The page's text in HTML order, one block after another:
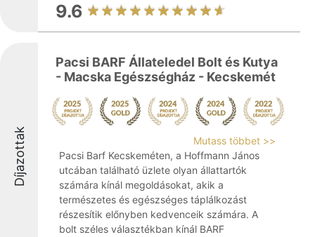
9.6
Díjazottak
Pacsi BARF Állateledel Bolt és Kutya
- Macska Egészségház - Kecskemét
Mutass többet >>
Pacsi Barf Kecskeméten, a Hoffmann János
utcában található üzlete olyan állattartók
számára kínál megoldásokat, akik a
természetes és egészséges táplálkozást
részesítik előnyben kedvenceik számára. A
bolt széles választékban kínál BARF